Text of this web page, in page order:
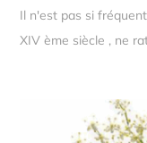
Il n'est pas si
XIV ème siècle , ne